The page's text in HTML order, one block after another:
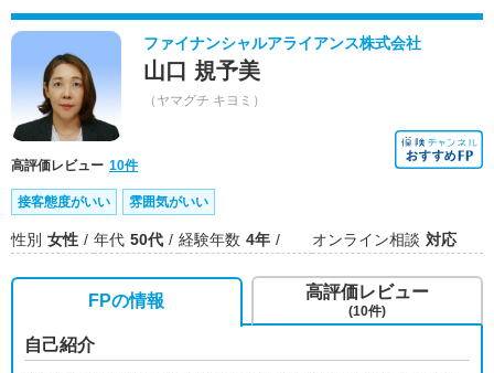
ファイナンシャルアライアンス株式会社
山口 規予美
（ヤマグチ キヨミ）
高評価レビュー 10件
接客態度がいい 雰囲気がいい
性別 女性 年代 50代 経験年数 4年 オンライン相談 対応
FPの情報
自己紹介
高評価レビュー
(10件)